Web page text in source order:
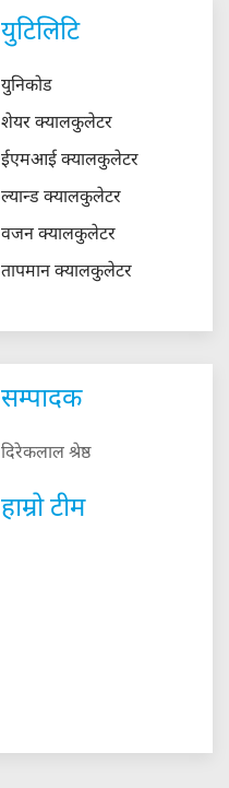
युटिलिटि
युनिकोड
शेयर क्यालकुलेटर
ईएमआई क्यालकुलेटर
ल्यान्ड क्यालकुलेटर
वजन क्यालकुलेटर
तापमान क्यालकुलेटर
सम्पादक
दिरेकलाल श्रेष्ठ
हाम्रो टीम